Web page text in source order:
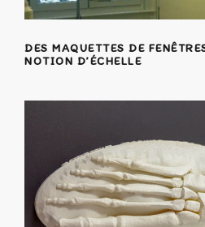
DES MAQUETTES DE
NOTION D’ÉCHELLE